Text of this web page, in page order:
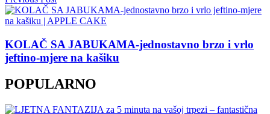
KOLAČ SA JABUKAMA-jednostavno brzo i vrlo
jeftino-mjere na kašiku
POPULARNO